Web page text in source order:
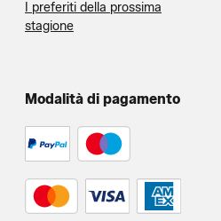
I preferiti della prossima
stagione
Modalità di pagamento